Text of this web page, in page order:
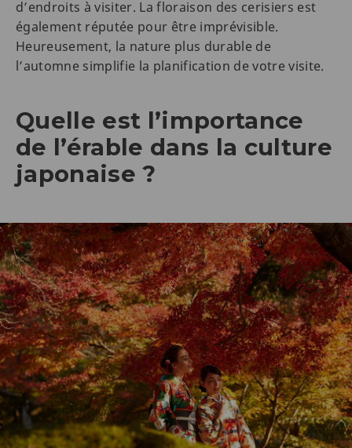
d’endroits à visiter. La floraison des cerisiers est
également réputée pour être imprévisible.
Heureusement, la nature plus durable de
l’automne simplifie la planification de votre visite.
Quelle est l’importance
de l’érable dans la culture
japonaise ?